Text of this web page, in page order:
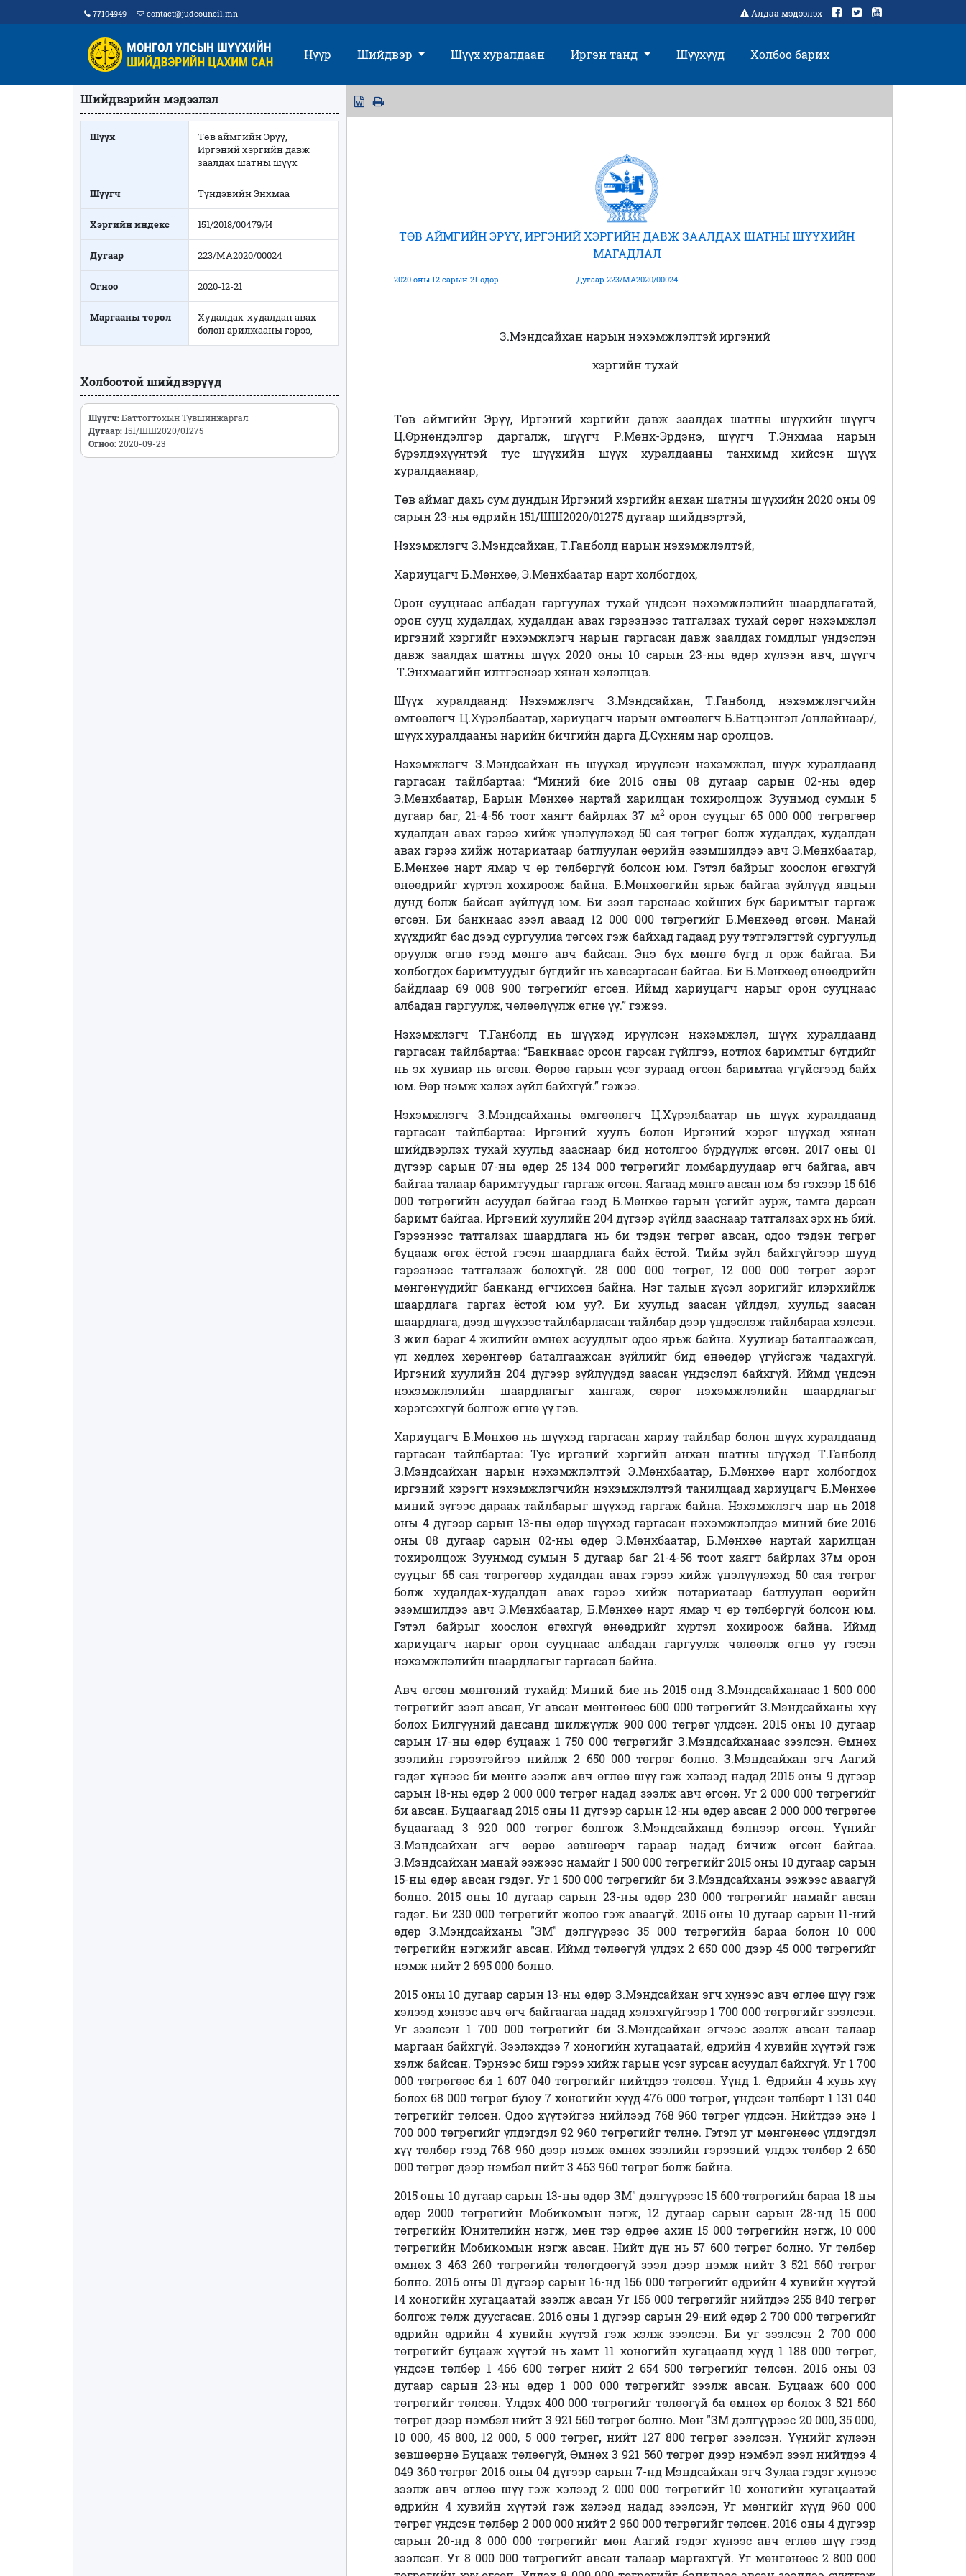
77104949 contact@judcouncil.mn Алдаа мэдээлэх
Нүүр Шийдвэр Шүүх хуралдаан Иргэн танд Шүүхүүд Холбоо барих
Шийдвэрийн мэдээлэл
Шүүх
Төв аймгийн Эрүү,
Иргэний хэргийн давж
заалдах шатны шүүх
Шүүгч Түндэвийн Энхмаа
Хэргийн индекс 151/2018/00479/И
Дугаар 223/МА2020/00024
Огноо 2020-12-21
Маргааны төрөл
Худалдах-худалдан авах
болон арилжааны гэрээ,
Холбоотой шийдвэрүүд
Шүүгч:Баттогтохын Түвшинжаргал
Дугаар:151/ШШ2020/01275
Огноо:2020-09-23
ТӨВ АЙМГИЙН ЭРҮҮ, ИРГЭНИЙ ХЭРГИЙН ДАВЖ ЗААЛДАХ ШАТНЫ ШҮҮХИЙН
МАГАДЛАЛ
2020 оны 12 сарын 21 өдөр Дугаар 223/МА2020/00024
З.Мэндсайхан нарыннэхэмжлэлтэй иргэний
хэргийн тухай
Төв аймгийн Эрүү, Иргэний хэргийн давж заалдах шатны шүүхийн шүүгч
Ц.Өрнөндэлгэр даргалж, шүүгч Р.Мөнх-Эрдэнэ, шүүгч Т.Энхмаа нарын
бүрэлдэхүүнтэй тус шүүхийн шүүх хуралдааны танхимд хийсэн шүүх
хуралдаанаар,
Төв аймаг дахь сум дундын Иргэний хэргийн анхан шатны шүүхийн 2020 оны 09
сарын 23-ны өдрийн 151/ШШ2020/01275дугаар шийдвэртэй,
Нэхэмжлэгч З.Мэндсайхан, Т.Ганболд нарыннэхэмжлэлтэй,
Хариуцагч Б.Мөнхөө, Э.Мөнхбаатар нарт холбогдох,
Орон сууцнаас албадан гаргуулах тухай үндсэн нэхэмжлэлийн шаардлагатай,
орон сууц худалдах, худалдан авах гэрээнээс татгалзах тухай сөрөг нэхэмжлэл
иргэний хэргийгнэхэмжлэгч нарын гаргасан давж заалдах гомдлыг үндэслэн
давж заалдах шатны шүүх2020 оны 10 сарын 23-ны өдөр хүлээн авч, шүүгч
Т.Энхмаагийн илтгэснээр хянан хэлэлцэв.
Шүүх хуралдаанд: Нэхэмжлэгч З.Мэндсайхан, Т.Ганболд, нэхэмжлэгчийн
өмгөөлөгч Ц.Хүрэлбаатар, хариуцагч нарын өмгөөлөгч Б.Батцэнгэл /онлайнаар/,
шүүх хуралдааны нарийн бичгийн дарга Д.Сүхням нар оролцов.
Нэхэмжлэгч З.Мэндсайхан нь шүүхэд ирүүлсэн нэхэмжлэл, шүүх хуралдаанд
гаргасан тайлбартаа: “Миний бие 2016 оны 08 дугаар сарын 02-ны өдөр
Э.Мөнхбаатар, Барын Мөнхөө нартай харилцан тохиролцож Зуунмод сумын 5
дугаар баг, 21-4-56 тоот хаягт байрлах 37 м2 орон сууцыг 65 000 000 төгрөгөөр
худалдан авах гэрээ хийж үнэлүүлэхэд 50 сая төгрөг болж худалдах, худалдан
авах гэрээ хийж нотариатаар батлуулан өөрийн эзэмшилдээ авч Э.Мөнхбаатар,
Б.Мөнхөө нарт ямар ч өр төлбөргүй болсон юм. Гэтэл байрыг хоослон өгөхгүй
өнөөдрийг хүртэл хохироож байна. Б.Мөнхөөгийн ярьж байгаа зүйлүүд явцын
дунд болж байсан зүйлүүд юм. Би зээл гарснаас хойших бүх баримтыг гаргаж
өгсөн. Би банкнаас зээл аваад 12 000 000 төгрөгийг Б.Мөнхөөд өгсөн. Манай
хүүхдийг бас дээд сургуулиа төгсөх гэж байхад гадаад руу тэтгэлэгтэй сургуульд
оруулж өгнө гээд мөнгө авч байсан. Энэ бүх мөнгө бүгд л орж байгаа. Би
холбогдох баримтуудыг бүгдийг нь хавсаргасан байгаа. Би Б.Мөнхөөд өнөөдрийн
байдлаар 69 008 900 төгрөгийг өгсөн. Иймд хариуцагч нарыг орон сууцнаас
албадан гаргуулж, чөлөөлүүлж өгнө үү.”гэжээ.
Нэхэмжлэгч Т.Ганболд нь шүүхэд ирүүлсэн нэхэмжлэл, шүүх хуралдаанд
гаргасан тайлбартаа: “Банкнаас орсон гарсан гүйлгээ, нотлох баримтыг бүгдийг
нь эх хувиар нь өгсөн. Өөрөө гарын үсэг зураад өгсөн баримтаа үгүйсгээд байх
юм. Өөр нэмж хэлэх зүйл байхгүй.” гэжээ.
Нэхэмжлэгч З.Мэндсайханы өмгөөлөгч Ц.Хүрэлбаатар нь шүүх хуралдаанд
гаргасан тайлбартаа: Иргэний хууль болон Иргэний хэрэг шүүхэд хянан
шийдвэрлэх тухай хуульд зааснаар бид нотолгоо бүрдүүлж өгсөн. 2017 оны 01
дүгээр сарын 07-ны өдөр 25 134 000 төгрөгийг ломбардуудаар өгч байгаа, авч
байгаа талаар баримтуудыг гаргаж өгсөн. Яагаад мөнгө авсан юм бэ гэхээр 15 616
000 төгрөгийн асуудал байгаа гээд Б.Мөнхөө гарын үсгийг зурж, тамга дарсан
баримт байгаа. Иргэний хуулийн 204 дүгээр зүйлд зааснаар татгалзах эрх нь бий.
Гэрээнээс татгалзах шаардлага нь би тэдэн төгрөг авсан, одоо тэдэн төгрөг
буцааж өгөх ёстой гэсэн шаардлага байх ёстой. Тийм зүйл байхгүйгээр шууд
гэрээнээс татгалзаж болохгүй. 28 000 000 төгрөг, 12 000 000 төгрөг зэрэг
мөнгөнүүдийг банканд өгчихсөн байна. Нэг талын хүсэл зоригийг илэрхийлж
шаардлага гаргах ёстой юм уу?. Би хуульд заасан үйлдэл, хуульд заасан
шаардлага, дээд шүүхээс тайлбарласан тайлбар дээр үндэслэж тайлбараа хэлсэн.
3 жил бараг 4 жилийн өмнөх асуудлыг одоо ярьж байна. Хуулиар баталгаажсан,
үл хөдлөх хөрөнгөөр баталгаажсан зүйлийг бид өнөөдөр үгүйсгэж чадахгүй.
Иргэний хуулийн 204 дүгээр зүйлүүдэд заасан үндэслэл байхгүй. Иймд үндсэн
нэхэмжлэлийн шаардлагыг хангаж, сөрөг нэхэмжлэлийн шаардлагыг
хэрэгсэхгүй болгож өгнө үү гэв.
Хариуцагч Б.Мөнхөө нь шүүхэд гаргасан хариу тайлбар болон шүүх хуралдаанд
гаргасан тайлбартаа: Тус иргэний хэргийн анхан шатны шүүхэд Т.Ганболд
З.Мэндсайхан нарын нэхэмжлэлтэй Э.Мөнхбаатар, Б.Мөнхөө нарт холбогдох
иргэний хэрэгт нэхэмжлэгчийн нэхэмжлэлтэй танилцаад хариуцагч Б.Мөнхөө
миний зүгээс дараах тайлбарыг шүүхэд гаргаж байна. Нэхэмжлэгч нар нь 2018
оны 4 дүгээр сарын 13-ны өдөр шүүхэд гаргасан нэхэмжлэлдээ миний бие 2016
оны 08 дугаар сарын 02-ны өдөр Э.Мөнхбаатар, Б.Мөнхөө нартай харилцан
тохиролцож Зуунмод сумын 5 дугаар баг 21-4-56 тоот хаягт байрлах 37м орон
сууцыг 65 сая төгрөгөөр худалдан авах гэрээ хийж үнэлүүлэхэд 50 сая төгрөг
болж худалдах-худалдан авах гэрээ хийж нотариатаар батлуулан өөрийн
эзэмшилдээ авч Э.Мөнхбаатар, Б.Мөнхөө нарт ямар ч өр төлбөргүй болсон юм.
Гэтэл байрыг
хоослон өгөхгүй өнөөдрийг хүртэл хохироож байна. Иймд
хариуцагч нарыг орон сууцнаас албадан гаргуулж чөлөөлж өгнө уу гэсэн
нэхэмжлэлийн шаардлагыггаргасан байна.
Авч өгсөн мөнгөний тухайд: Миний бие нь 2015 онд З.Мэндсайханаас 1 500 000
төгрөгийг зээл авсан, Уг авсан мөнгөнөөс 600 000 төгрөгийг З.Мэндсайханы хүү
болох Билгүүний дансанд шилжүүлж 900 000 төгрөг үлдсэн. 2015 оны 10 дугаар
сарын 17-ны өдөр буцааж 1 750 000 төгрөгийг З.Мэндсайханаас зээлсэн. Өмнөх
зээлийн гэрээтэйгээ нийлж 2 650 000 төгрөг болно. З.Мэндсайхан эгч Аагий
гэдэг хүнээс би мөнгө зээлж авч өглөө шүү гэж хэлээд надад 2015 оны 9 дүгээр
сарын 18-ны өдөр 2 000 000 төгрөг надад зээлж авч өгсөн. Уг 2 000 000 төгрөгийг
би авсан. Буцаагаад 2015 оны 11 дүгээр сарын 12-ны өдөр авсан 2 000 000 төгрөгөө
буцаагаад 3 920 000 төгрөг болгож
3.Мэндсайханд бэлнээр өгсөн. Үүнийг
З.Мэндсайхан эгч өөрөө зөвшөөрч
гараар надад бичиж өгсөн байгаа.
З.Мэндсайхан манай ээжээс намайг 1 500 000 төгрөгийг 2015 оны 10 дугаар сарын
15-ны өдөр авсан гэдэг. Уг 1 500 000 төгрөгийг би З.Мэндсайханы ээжээс аваагүй
болно. 2015 оны 10 дугаар сарын 23-ны өдөр 230 000 төгрөгийг намайг авсан
гэдэг. Би 230 000 төгрөгийг жолоо гэж аваагүй. 2015 оны 10 дугаар сарын 11-ний
өдөр З.Мэндсайханы "ЗМ" дэлгүүрээс 35 000 төгрөгийн бараа болон 10 000
төгрөгийн нэгжийг авсан. Иймд төлөөгүй үлдэх 2 650 000 дээр 45 000 төгрөгийг
нэмж нийт 2 695 000 болно.
2015 оны 10 дугаар сарын 13-ны өдөр З.Мэндсайхан эгч хүнээс авч өглөө шүү гэж
хэлээд хэнээс авч өгч байгаагаа надад хэлэхгүйгээр 1 700 000 төгрөгийг зээлсэн.
Уг зээлсэн 1 700 000 төгрөгийг би З.Мэндсайхан эгчээс зээлж авсан талаар
маргаан байхгүй. Зээлэхдээ 7 хоногийн хугацаатай, өдрийн 4 хувийн хүүтэй гэж
хэлж байсан. Тэрнээс биш гэрээ хийж гарын үсэг зурсан асуудал байхгүй. Уг 1 700
000 төгрөгөөс би 1 607 040 төгрөгийг нийтдээ төлсөн. Үүнд 1. Өдрийн 4 хувь хүү
болох 68 000 төгрөг буюу 7 хоногийн хүүд 476 000 төгрөг, үндсэн төлбөрт 1 131 040
төгрөгийг төлсөн. Одоо хүүтэйгээ нийлээд 768 960 төгрөг үлдсэн. Нийтдээ энэ 1
700 000 төгрөгийг үлдэгдэл 92 960 төгрөгийг төлнө. Гэтэл уг мөнгөнөөс үлдэгдэл
хүү төлбөр гээд 768 960 дээр нэмж өмнөх зээлийн гэрээний үлдэх төлбөр 2 650
000 төгрөг дээр нэмбэл нийт 3 463 960 төгрөг болж байна.
2015 оны 10 дугаар сарын 13-ны өдөр ЗМ" дэлгүүрээс 15 600 төгрөгийн бараа 18 ны
өдөр 2000 төгрөгийн Мобикомын нэгж, 12 дугаар сарын сарын 28-нд 15 000
төгрөгийн Юнителийн нэгж, мөн тэр өдрөө ахин 15 000 төгрөгийн нэгж, 10 000
төгрөгийн Мобикомын нэгж авсан. Нийт дүн нь 57 600 төгрөг болно. Уг төлбөр
өмнөх 3 463 260 төгрөгийн төлөгдөөгүй зээл дээр нэмж нийт 3 521 560 төгрөг
болно. 2016 оны 01 дүгээр сарын 16-нд 156 000 төгрөгийг өдрийн 4 хувийн хүүтэй
14 хоногийн хугацаатай зээлж авсан Уr 156 000 төгрөгийг нийтдээ 255 840 төгрөг
болгож төлж дуусгасан. 2016 оны 1 дүгээр сарын 29-ний өдөр 2 700 000 төгрөгийг
өдрийн өдрийн 4 хувийн хүүтэй гэж хэлж зээлсэн. Би уг зээлсэн 2 700 000
төгрөгийг буцааж хүүтэй нь хамт 11 хоногийн хугацаанд хүүд 1 188 000 төгрөг,
үндсэн төлбөр 1 466 600 төгрөг нийт 2 654 500 төгрөгийг төлсөн. 2016 оны 03
дугаар сарын 23-ны өдөр 1 000 000 төгрөгийг зээлж авсан. Буцааж 600 000
төгрөгийг төлсөн. Үлдэх 400 000 төгрөгийг төлөөгүй ба өмнөх өр болох 3 521 560
төгрөг дээр нэмбэл нийт 3 921 560 төгрөг болно. Мөн "ЗМ дэлгүүрээс 20 000, 35 000,
10 000, 45 800, 12 000, 5 000 төгрөг,нийт 127 800 төгрөг зээлсэн. Үүнийг хүлээн
зөвшөөрнө Буцааж төлөөгүй, Өмнөх 3 921 560 төгрөг дээр нэмбэл зээл нийтдээ 4
049 360 төгрөг 2016 оны 04 дүгээр сарын 7-нд Мэндсайхан эгч Зулаа гэдэг хүнээс
зээлж авч өглөө шүү гэж хэлээд 2 000 000 төгрөгийг 10 хоногийн хугацаатай
өдрийн 4 хувийн хүүтэй гэж хэлээд надад зээлсэн, Уг мөнгийг хүүд 960 000
төгрөг үндсэн төлбөр 2 000 000 нийт 2 960 000 төгрөгийг төлсөн. 2016 оны 4 дүгээр
сарын 20-нд 8 000 000 төгрөгийг мөн Аагий гэдэг хүнээс авч еглөө шүү гээд
зээлсэн. Уr 8 000 000 төгрөгийг авсан талаар маргахгүй. Уг мөнгөнөөс 2 800 000